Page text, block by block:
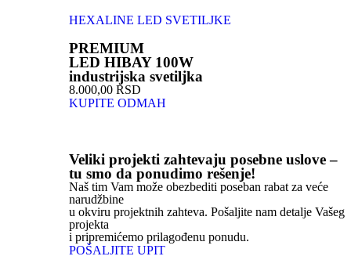
HEXALINE LED SVETILJKE
PREMIUM
LED HIBAY 100W
industrijska svetiljka
8.000,00 RSD
KUPITE ODMAH
Veliki projekti zahtevaju posebne uslove –
tu smo da ponudimo rešenje!
Naš tim Vam može obezbediti poseban rabat za veće
narudžbine
u okviru projektnih zahteva. Pošaljite nam detalje Vašeg
projekta
i pripremićemo prilagođenu ponudu.
POŠALJITE UPIT